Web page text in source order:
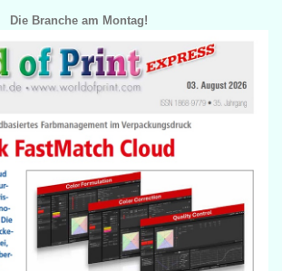
Die Branche am Montag!